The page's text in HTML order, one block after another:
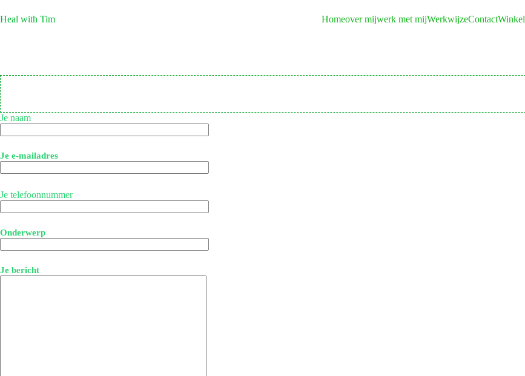
naar
Heal with Tim Homeover mijwerk met mijWerkwijzeContactWinkel
Je naam
Je e-mailadres
Je telefoonnummer
Onderwerp
Je bericht